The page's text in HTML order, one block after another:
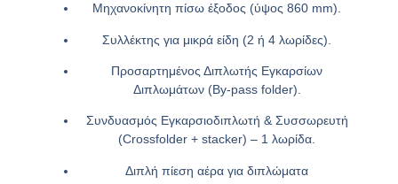
Μηχανοκίνητη πίσω έξοδος (ύψος 860 mm).
Συλλέκτης για μικρά είδη (2 ή 4 λωρίδες).
Προσαρτημένος Διπλωτής Εγκαρσίων
Διπλωμάτων (By-pass folder)
Συνδυασμός Εγκαρσιοδιπλωτή & Συσσωρευτή
(Crossfolder + stacker) – 1 λωρίδα.
Διπλή πίεση αέρα για διπλώματα